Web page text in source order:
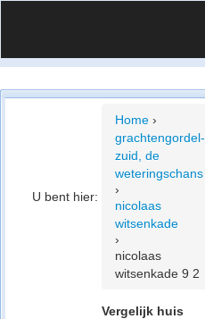
Vergelijk prijsposities - wijk
U bent hier:
Home ›
grachtengordel-
zuid, de
weteringschans
›
nicolaas
witsenkade
›
nicolaas
witsenkade 9 2
Vergelijk huis